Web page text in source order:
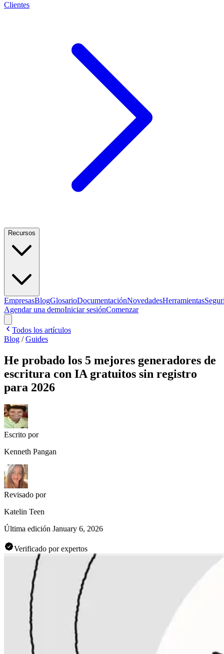
Clientes
Recursos
EmpresasBlogGlosarioDocumentaciónNovedadesHerramientas
Agendar una demoIniciar sesiónComenzar
Todos los artículos
Blog /Guides
He probado los 5 mejores generadores de
escritura con IA gratuitos sin registro
para 2026
Escrito por
Kenneth Pangan
Revisado por
Katelin Teen
Última edición January 6, 2026
Verificado por expertos